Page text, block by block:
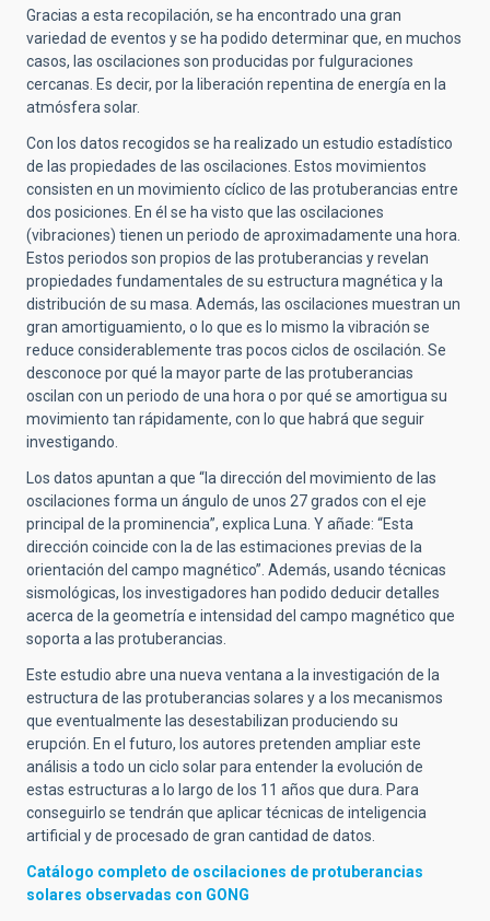
Gracias a esta recopilación, se ha encontrado una gran
variedad de eventos y se ha podido determinar que, en muchos
casos, las oscilaciones son producidas por fulguraciones
cercanas. Es decir, por la liberación repentina de energía en la
atmósfera solar.
Con los datos recogidos se ha realizado un estudio estadístico
de las propiedades de las oscilaciones. Estos movimientos
consisten en un movimiento cíclico de las protuberancias entre
dos posiciones. En él se ha visto que las oscilaciones
(vibraciones) tienen un periodo de aproximadamente una hora.
Estos periodos son propios de las protuberancias y revelan
propiedades fundamentales de su estructura magnética y la
distribución de su masa. Además, las oscilaciones muestran un
gran amortiguamiento, o lo que es lo mismo la vibración se
reduce considerablemente tras pocos ciclos de oscilación. Se
desconoce por qué la mayor parte de las protuberancias
oscilan con un periodo de una hora o por qué se amortigua su
movimiento tan rápidamente, con lo que habrá que seguir
investigando.
Los datos apuntan a que “la dirección del movimiento de las
oscilaciones forma un ángulo de unos 27 grados con el eje
principal de la prominencia”, explica Luna. Y añade: “Esta
dirección coincide con la de las estimaciones previas de la
orientación del campo magnético”. Además, usando técnicas
sismológicas, los investigadores han podido deducir detalles
acerca de la geometría e intensidad del campo magnético que
soporta a las protuberancias.
Este estudio abre una nueva ventana a la investigación de la
estructura de las protuberancias solares y a los mecanismos
que eventualmente las desestabilizan produciendo su
erupción. En el futuro, los autores pretenden ampliar este
análisis a todo un ciclo solar para entender la evolución de
estas estructuras a lo largo de los 11 años que dura. Para
conseguirlo se tendrán que aplicar técnicas de inteligencia
artificial y de procesado de gran cantidad de datos.
Catálogo completo de oscilaciones de protuberancias
solares observadas con GONG